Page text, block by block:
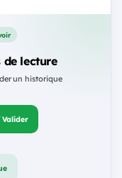
de lecture
un historique
Valider